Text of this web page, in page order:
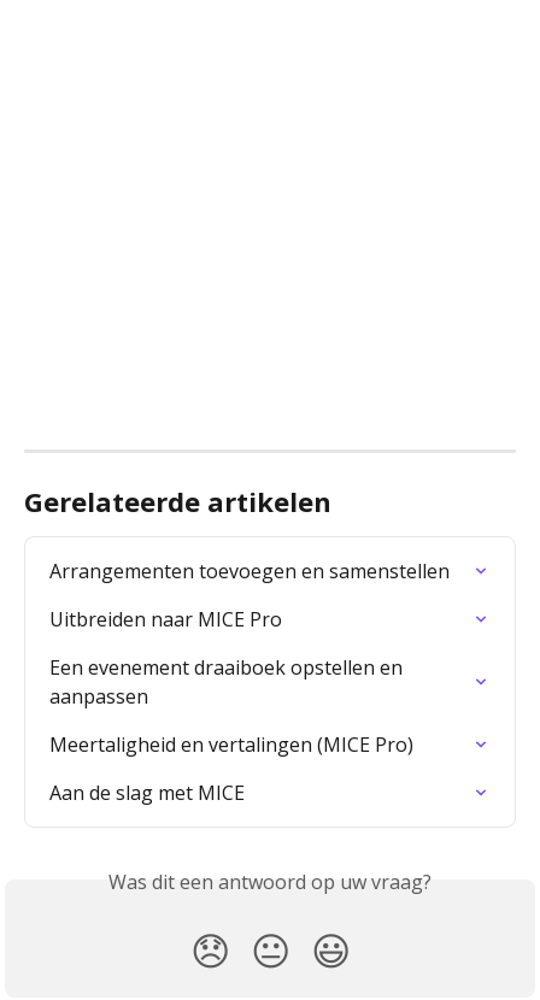
Gerelateerde artikelen
Arrangementen toevoegen en samenstellen
Uitbreiden naar MICE Pro
Een evenement draaiboek opstellen en
aanpassen
Meertaligheid en vertalingen (MICE Pro)
Aan de slag met MICE
Was dit een antwoord op uw vraag?
😞 😐 😃